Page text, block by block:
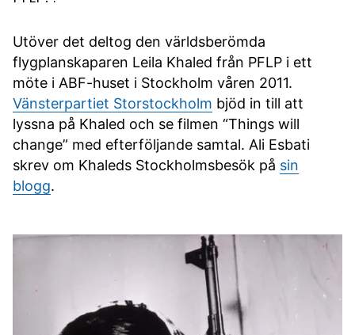
Utöver det deltog den världsberömda
flygplanskaparen Leila Khaled från PFLP i ett
möte i ABF-huset i Stockholm våren 2011.
Vänsterpartiet Storstockholm bjöd in till att
lyssna på Khaled och se filmen “Things will
change” med efterföljande samtal. Ali Esbati
skrev om Khaleds Stockholmsbesök på sin
blogg.